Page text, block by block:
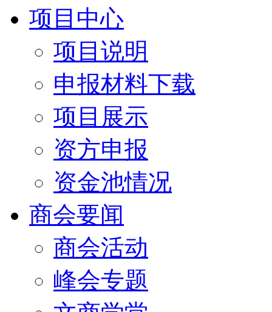
项目中心
项目说明
申报材料下载
项目展示
资方申报
资金池情况
商会要闻
商会活动
峰会专题